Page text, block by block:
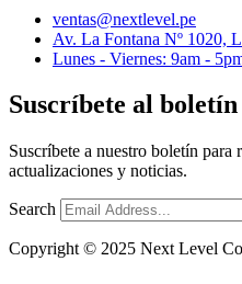
ventas@nextlevel.pe
Av. La Fontana Nº 1020,
Lunes - Viernes: 9am -
Suscríbete al
Suscríbete a nuestro boletín para
actualizaciones y noticias.
Search
Copyright © 2025 Next Level